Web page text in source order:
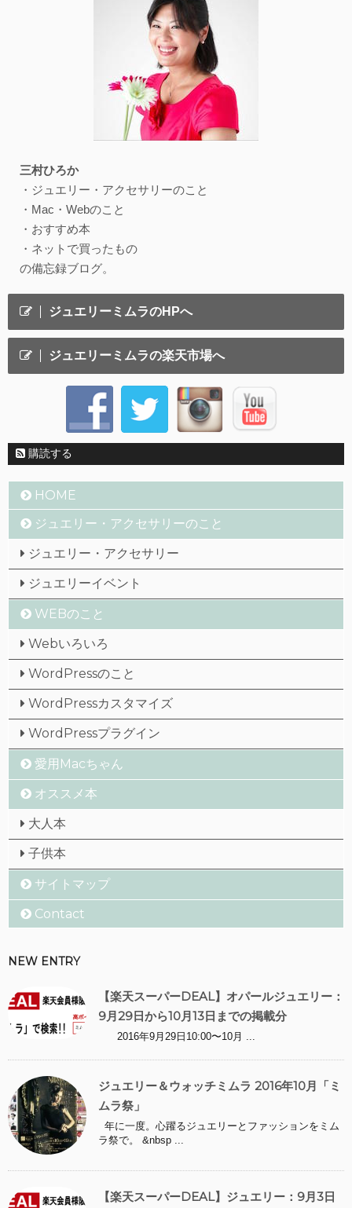
三村ひろか
・ジュエリー・アクセサリーのこと
・Mac・Webのこと
・おすすめ本
・ネットで買ったもの
の備忘録ブログ。
ジュエリーミムラのHPへ
ジュエリーミムラの楽天市場へ
購読する
HOME
ジュエリー・アクセサリーのこと
ジュエリー・アクセサリー
ジュエリーイベント
WEBのこと
Webいろいろ
WordPressのこと
WordPressカスタマイズ
WordPressプラグイン
愛用Macちゃん
オススメ本
大人本
子供本
サイトマップ
Contact
NEW ENTRY
【楽天スーパーDEAL】オパールジュエリー：
9月29日から10月13日までの掲載分
2016年9月29日10:00〜10月 ...
ジュエリー＆ウォッチミムラ 2016年10月「ミ
ムラ祭」
年に一度。心躍るジュエリーとファッションをミム
ラ祭で。 &nbsp ...
【楽天スーパーDEAL】ジュエリー：9月3日